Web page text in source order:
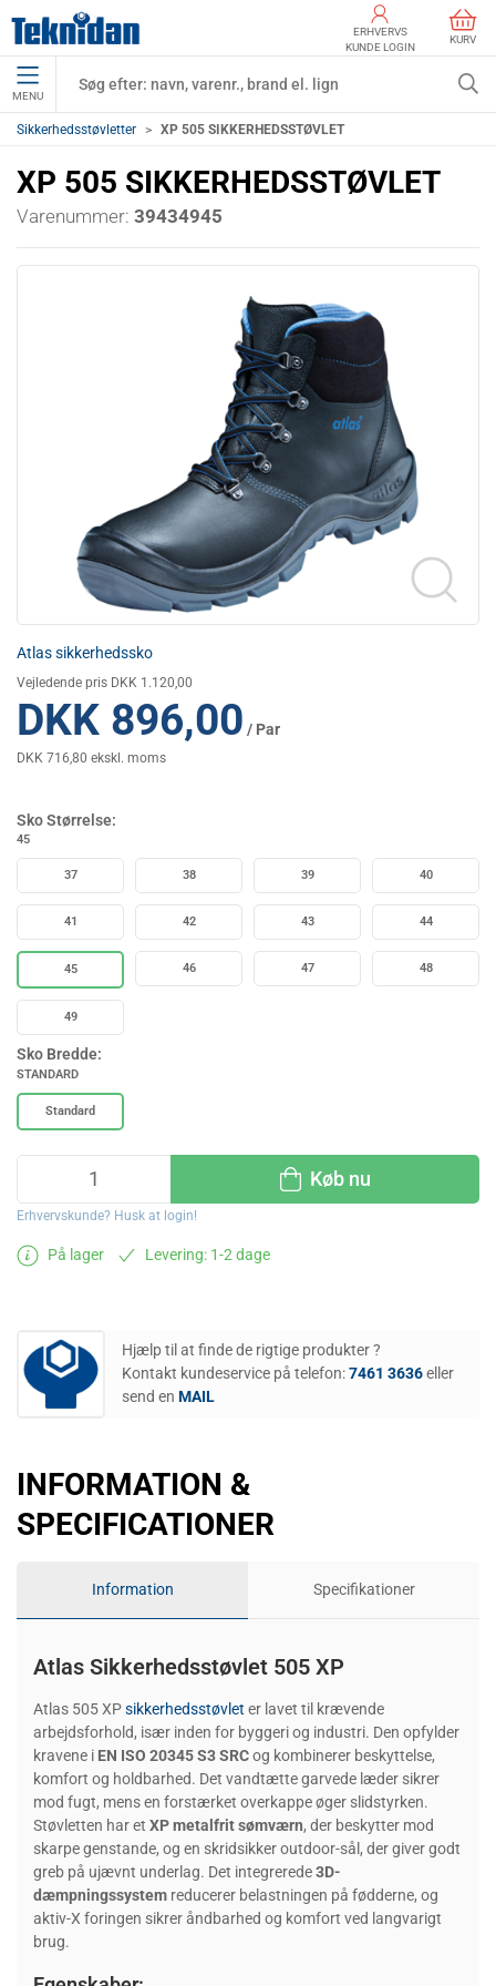
ERHVERVS
KUNDE LOGIN
KURV
MENU
Sikkerhedsstøvletter XP 505 SIKKERHEDSSTØVLET
XP 505 SIKKERHEDSSTØVLET
Varenummer: 39434945
Atlas sikkerhedssko
Vejledende pris DKK 1.120,00
DKK 896,00 / Par
DKK 716,80 ekskl. moms
Sko Størrelse:
45
37 38 39 40
41 42 43 44
45 46 47 48
49
Sko Bredde:
STANDARD
Standard
Køb nu
Erhvervskunde? Husk at login!
På lager Levering: 1-2 dage
Hjælp til at finde de rigtige produkter ?
Kontakt kundeservice på telefon:7461 3636eller
send en MAIL
INFORMATION &
SPECIFICATIONER
Information Specifikationer
Atlas Sikkerhedsstøvlet 505 XP
Atlas 505 XPsikkerhedsstøvlet er lavet til krævende
arbejdsforhold, især inden for byggeri og industri. Den opfylder
kravene i EN ISO 20345 S3 SRCog kombinerer beskyttelse,
komfort og holdbarhed. Det vandtætte garvede læder sikrer
mod fugt, mens en forstærket overkappe øger slidstyrken.
Støvletten har et XP metalfrit sømværn, der beskytter mod
skarpe genstande, og en skridsikker outdoor-sål, der giver godt
greb på ujævnt underlag. Det integrerede3D-
dæmpningssystem reducerer belastningen på fødderne, og
aktiv-X foringen sikrer åndbarhed og komfort ved langvarigt
brug.